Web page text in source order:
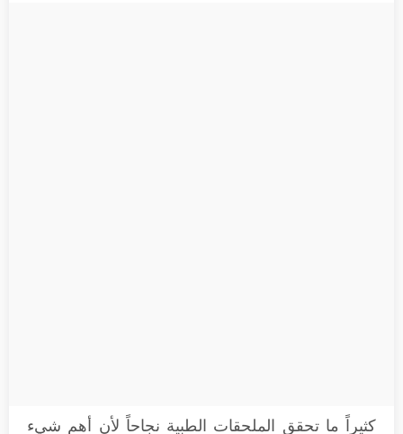
كثيراً ما تحقق الملحقات الطبية نجاحاً لأن أهم شيء